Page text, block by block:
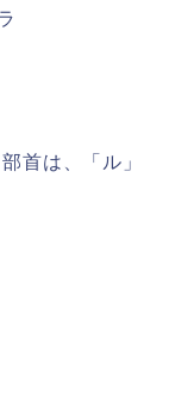
首は、「ル」